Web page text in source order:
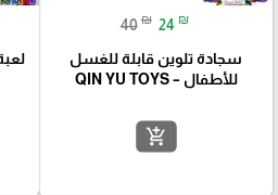
40 ₪ 24 ₪
سجادة تلوين قابلة للغسل
للأطفال – QIN YU TOYS
add_shopping_cart